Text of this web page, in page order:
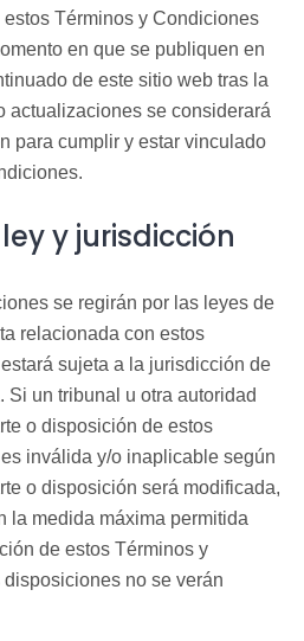
Términos y Condiciones
en que se publiquen en
de este sitio web tras la
actualizaciones se considerará
para cumplir y estar vinculado
y jurisdicción
se regirán por las leyes de
relacionada con estos
sujeta a la jurisdicción de
Si un tribunal u otra autoridad
o disposición de estos
invá lida y/o inaplicable según
o disposición será modificada,
la medida máxima permitida
de estos Términos y
no se verán